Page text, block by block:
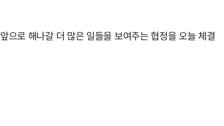
로 해나갈 더 많은 일들을 보여주는 협정을 오늘 체결